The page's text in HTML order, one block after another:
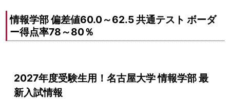
情報学部 偏差値60.0～62.5 共通テスト ボーダ
ー得点率78～80％
2027年度受験生用！名古屋大学 情報学部 最
新入試情報